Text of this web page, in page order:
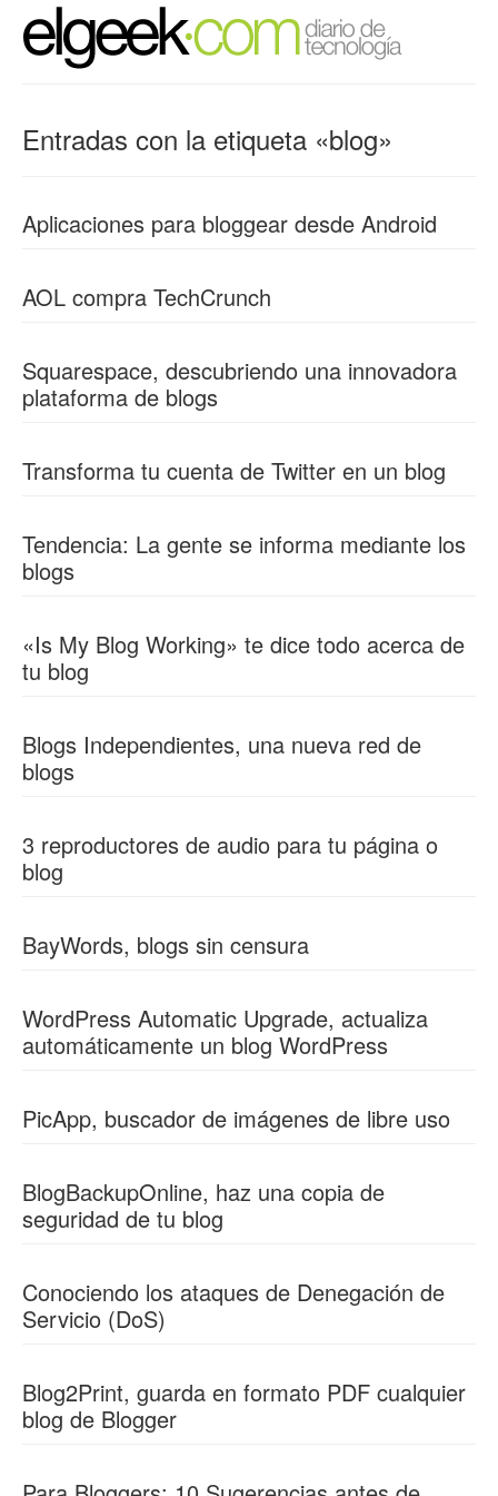
Entradas con la etiqueta «blog»
Aplicaciones para bloggear desde Android
AOL compra TechCrunch
Squarespace, descubriendo una innovadora
plataforma de blogs
Transforma tu cuenta de Twitter en un blog
Tendencia: La gente se informa mediante los
blogs
«Is My Blog Working» te dice todo acerca de
tu blog
Blogs Independientes, una nueva red de
blogs
3 reproductores de audio para tu página o
blog
BayWords, blogs sin censura
WordPress Automatic Upgrade, actualiza
automáticamente un blog WordPress
PicApp, buscador de imágenes de libre uso
BlogBackupOnline, haz una copia de
seguridad de tu blog
Conociendo los ataques de Denegación de
Servicio (DoS)
Blog2Print, guarda en formato PDF cualquier
blog de Blogger